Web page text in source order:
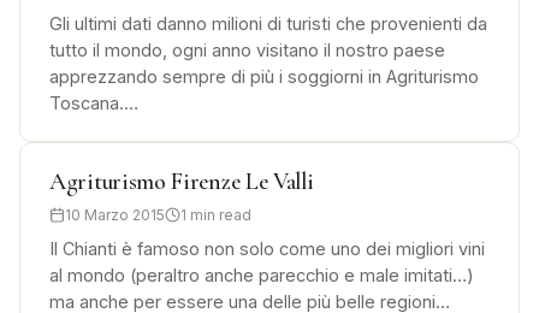
Gli ultimi dati danno milioni di turisti che provenienti da
tutto il mondo, ogni anno visitano il nostro paese
apprezzando sempre di più i soggiorni in Agriturismo
Toscana.…
Agriturismo Firenze Le Valli
10 Marzo 2015 1 min read
Il Chianti è famoso non solo come uno dei migliori vini
al mondo (peraltro anche parecchio e male imitati…)
ma anche per essere una delle più belle regioni…